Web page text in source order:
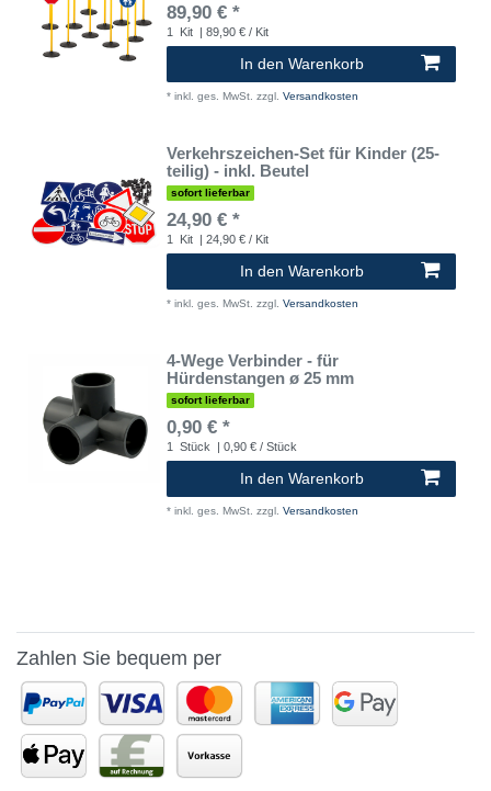
89,90 € *
1 Kit | 89,90 € / Kit
In den Warenkorb
* inkl. ges. MwSt. zzgl. Versandkosten
Verkehrszeichen-Set für Kinder (25-
teilig) - inkl. Beutel
sofort lieferbar
24,90 € *
1 Kit | 24,90 € / Kit
In den Warenkorb
* inkl. ges. MwSt. zzgl. Versandkosten
4-Wege Verbinder - für
Hürdenstangen ø 25 mm
sofort lieferbar
0,90 € *
1 Stück | 0,90 € / Stück
In den Warenkorb
* inkl. ges. MwSt. zzgl. Versandkosten
Zahlen Sie bequem per